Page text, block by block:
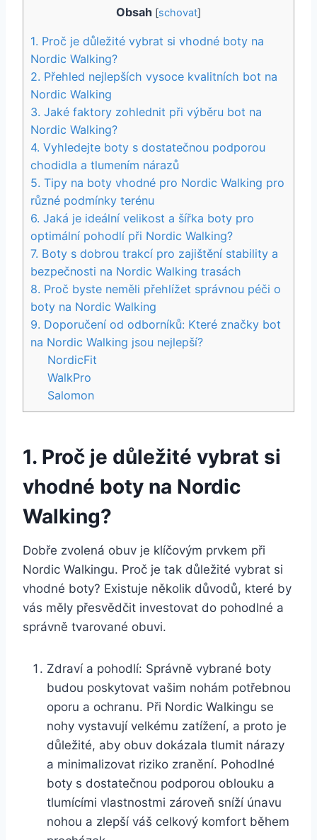
Obsah [schovat]
1. ‌Proč je ‍důležité⁤ vybrat si vhodné boty na⁣
Nordic Walking?
2. Přehled nejlepších vysoce kvalitních bot ‌na
Nordic Walking
3. Jaké faktory zohlednit při ‍výběru bot na
Nordic Walking?
4. Vyhledejte ⁣boty s⁣ dostatečnou podporou
chodidla a ‍tlumením​ nárazů
5. Tipy na boty vhodné pro⁢ Nordic‌ Walking pro
různé⁤ podmínky terénu
6. Jaká je ideální velikost a šířka boty pro
optimální pohodlí při‌ Nordic Walking?
7. ‌Boty s ⁤dobrou trakcí pro zajištění ⁤stability a
bezpečnosti na Nordic Walking trasách
8. Proč byste neměli přehlížet správnou péči o
boty na Nordic ​Walking
9. Doporučení od odborníků: ⁣Které značky bot
na⁤ Nordic Walking jsou nejlepší?
NordicFit
WalkPro
Salomon
1. ‌Proč je ‍důležité⁤ vybrat si
vhodné boty na⁣ Nordic
Walking?
Dobře⁣ zvolená obuv je klíčovým prvkem při
Nordic ‍Walkingu. Proč je tak důležité⁣ vybrat si
vhodné boty? Existuje několik důvodů, které by
vás měly přesvědčit investovat do⁤ pohodlné a
správně tvarované ⁤obuvi.
Zdraví a pohodlí: Správně vybrané boty
budou poskytovat vašim nohám potřebnou
‍oporu a ochranu. Při Nordic Walkingu se
nohy vystavují velkému zatížení, a ​proto je
důležité, ‌aby obuv dokázala tlumit⁣ nárazy‌
a minimalizovat riziko zranění. Pohodlné
boty s dostatečnou podporou oblouku a
tlumícími⁢ vlastnostmi zároveň sníží⁣ únavu
nohou a zlepší váš celkový komfort během